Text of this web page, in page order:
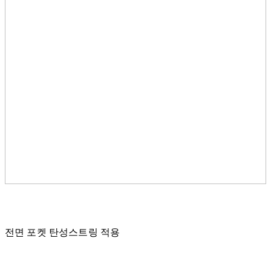
전면 포켓 탄성스트링 적용